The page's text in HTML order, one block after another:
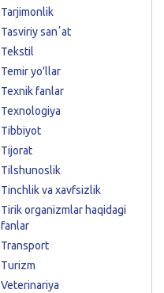
Tarjimonlik
Tasviriy sanʼat
Tekstil
Temir yo'llar
Texnik fanlar
Texnologiya
Tibbiyot
Tijorat
Tilshunoslik
Tinchlik va xavfsizlik
Tirik organizmlar haqidagi
fanlar
Transport
Turizm
Veterinariya